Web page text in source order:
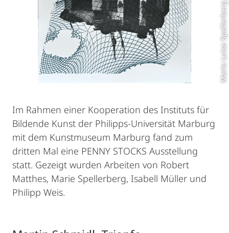
Marie Luise Spellerberg
Im Rahmen einer Kooperation des Instituts für
Bildende Kunst der Philipps-Universität Marburg
mit dem Kunstmuseum Marburg fand zum
dritten Mal eine PENNY STOCKS Ausstellung
statt. Gezeigt wurden Arbeiten von Robert
Matthes, Marie Spellerberg, Isabell Müller und
Philipp Weis.